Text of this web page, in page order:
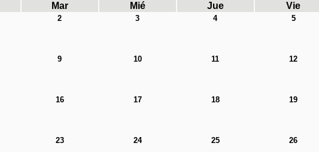
Mar Mié Jue Vie
2 3 4 5
9 10 11 12
16 17 18 19
23 24 25 26